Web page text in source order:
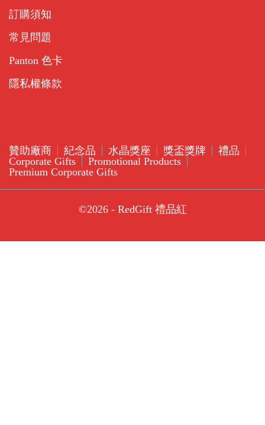
訂購須知
常見問題
Panton 色卡
隱私權條款
贊助廠商 紀念品 水晶獎座 獎盃獎牌
禮品
Corporate Gifts
Promotional Products
Premium Corporate Gifts
©2026 - RedGift 禮品紅